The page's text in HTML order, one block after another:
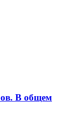
В общем